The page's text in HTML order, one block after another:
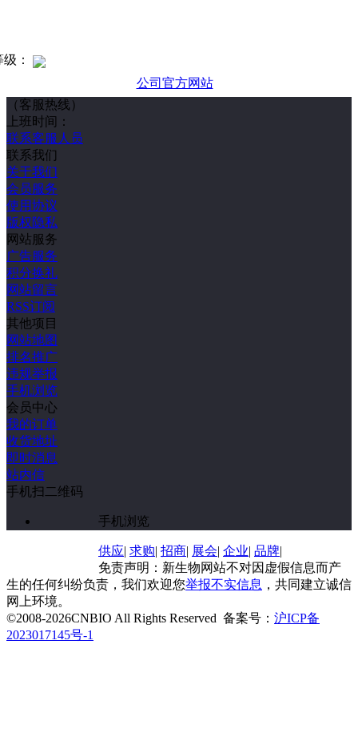
：
公司官方网站
（客服热线）
上班时间：
联系客服人员
联系我们
关于我们
会员服务
使用协议
版权隐私
网站服务
广告服务
积分换礼
网站留言
RSS订阅
其他项目
网站地图
排名推广
违规举报
手机浏览
会员中心
我的订单
收货地址
即时消息
站内信
手机扫二维码
手机浏览
供应| 求购| 招商| 展会| 企业| 品牌|
免责声明：新生物网站不对因虚假信息而产
生的任何纠纷负责，我们欢迎您举报不实信息 ，共同建立诚信
网上环境。
©2008-2026CNBIO All Rights Reserved 备案号： 沪ICP备
2023017145号-1